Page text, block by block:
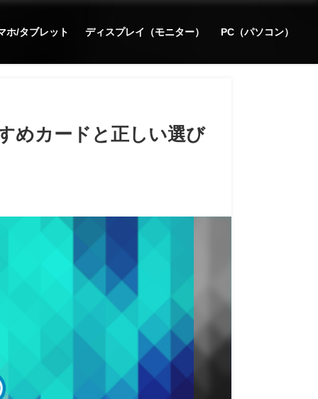
ホ/タブレット ディスプレイ（モニター） PC（パソコン）
めカードと正しい選び